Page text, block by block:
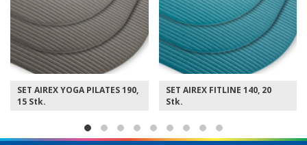
SET AIREX YOGA PILATES 190,
15 Stk.
SET AIREX FITLINE 140, 20
Stk.